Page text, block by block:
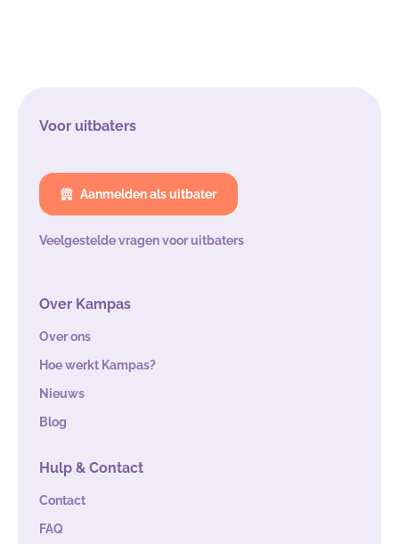
Voor uitbaters
Aanmelden als uitbater
Veelgestelde vragen voor uitbaters
Over Kampas
Over ons
Hoe werkt Kampas?
Nieuws
Blog
Hulp & Contact
Contact
FAQ